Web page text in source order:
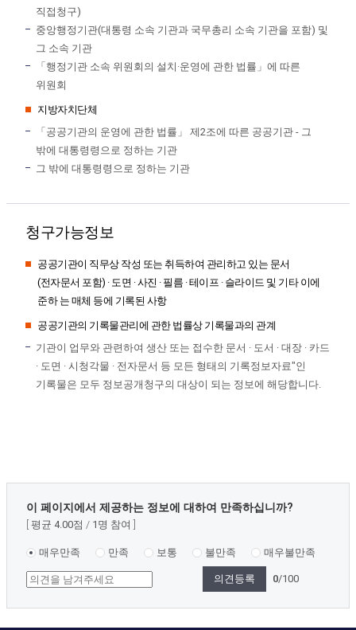
직접청구)
중앙행정기관(대통령 소속 기관과 국무총리 소속 기관을 포함) 및
그 소속 기관
「행정기관 소속 위원회의 설치·운영에 관한 법률」에 따른
위원회
지방자치단체
「공공기관의 운영에 관한 법률」 제2조에 따른 공공기관 - 그
밖에 대통령령으로 정하는 기관
그 밖에 대통령령으로 정하는 기관
청구가능정보
공공기관이 직무상 작성 또는 취득하여 관리하고 있는 문서
(전자문서 포함) · 도면 · 사진 · 필름 · 테이프 · 슬라이드 및 기타 이에
준하 는 매체 등에 기록된 사항
공공기관의 기록물관리에 관한 법률상 기록물과의 관계
기관이 업무와 관련하여 생산 또는 접수한 문서 · 도서 · 대장 · 카드
· 도면 · 시청각물 · 전자문서 등 모든 형태의 기록정보자료"인
기록물은 모두 정보공개청구의 대상이 되는 정보에 해당합니다.
콘
텐
만
도
사
이 페이지에서 제공하는 정보에 대하여 만족하십니까?
평균 4.00점 1 명 참여
매우만족 만족 보통 불만족 매우불만족
0/100